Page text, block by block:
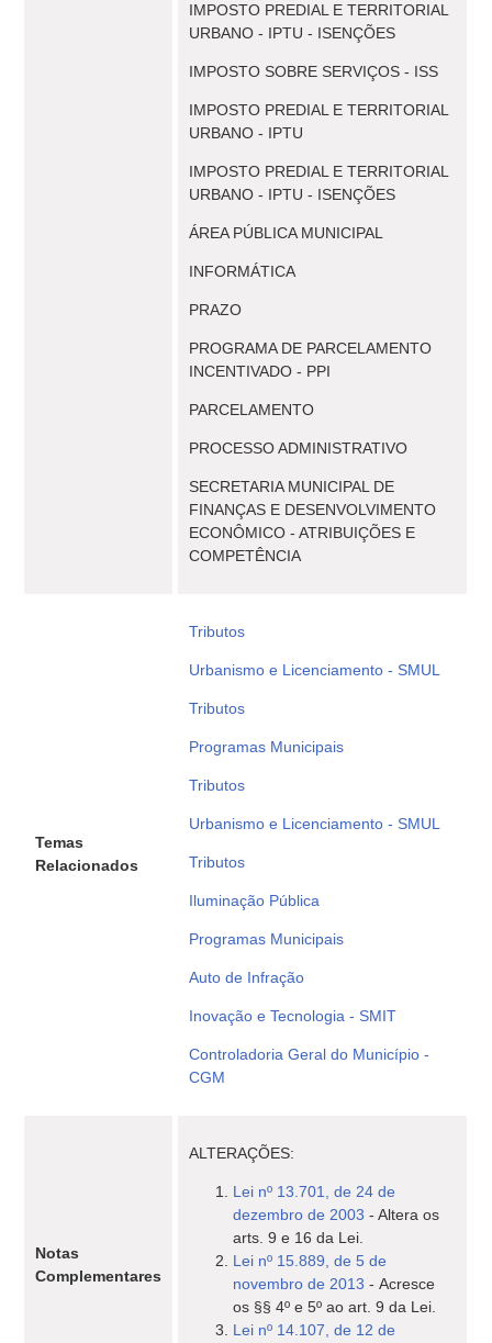
IMPOSTO PREDIAL E TERRITORIAL
URBANO - IPTU - ISENÇÕES
IMPOSTO SOBRE SERVIÇOS - ISS
IMPOSTO PREDIAL E TERRITORIAL
URBANO - IPTU
IMPOSTO PREDIAL E TERRITORIAL
URBANO - IPTU - ISENÇÕES
ÁREA PÚBLICA MUNICIPAL
INFORMÁTICA
PRAZO
PROGRAMA DE PARCELAMENTO
INCENTIVADO - PPI
PARCELAMENTO
PROCESSO ADMINISTRATIVO
SECRETARIA MUNICIPAL DE
FINANÇAS E DESENVOLVIMENTO
ECONÔMICO - ATRIBUIÇÕES E
COMPETÊNCIA
Temas
Relacionados
Tributos
Urbanismo e Licenciamento - SMUL
Tributos
Programas Municipais
Tributos
Urbanismo e Licenciamento - SMUL
Tributos
Iluminação Pública
Programas Municipais
Auto de Infração
Inovação e Tecnologia - SMIT
Controladoria Geral do Município -
CGM
Notas
Complementares
ALTERAÇÕES:
Lei nº 13.701, de 24 de
dezembro de 2003 - Altera os
arts. 9 e 16 da Lei.
Lei nº 15.889, de 5 de
novembro de 2013 - Acresce
os §§ 4º e 5º ao art. 9 da Lei.
Lei nº 14.107, de 12 de